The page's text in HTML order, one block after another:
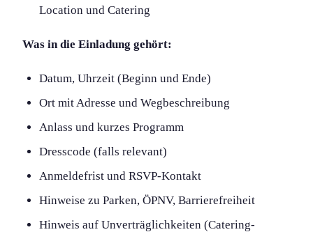
Location und Catering
Was in die Einladung gehört:
Datum, Uhrzeit (Beginn und Ende)
Ort mit Adresse und Wegbeschreibung
Anlass und kurzes Programm
Dresscode (falls relevant)
Anmeldefrist und RSVP-Kontakt
Hinweise zu Parken, ÖPNV, Barrierefreiheit
Hinweis auf Unverträglichkeiten (Catering-